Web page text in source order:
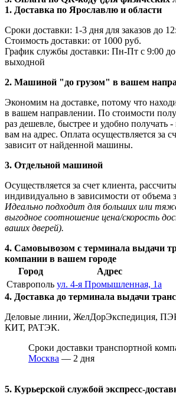
1. Доставка по Ярославлю и области
Сроки доставки: 1-3 дня для заказов до
Стоимость доставки: от 1000 руб.
График службы доставки: Пн-Пт с 9:00
выходной
2. Машиной "до грузом" в вашем
Экономим на доставке, потому что
в вашем направлении. По стоимости
раз дешевле, быстрее и удобно получать
вам на адрес. Оплата осуществляется за
зависит от найденной машины.
3. Отдельной машиной
Осуществляется за счет клиента,
индивидуально в зависимости от объема
Идеально подходит для больших или
выгодное соотношение цена/скорость
ваших дверей).
4. Самовывозом с терминала выдачи
компании в вашем городе
Город
Адрес
Ставрополь ул. 4-я Промышленная, 1а
4. Доставка до терминала выдачи
Деловые линии, ЖелДорЭкспедиция,
КИТ, РАТЭК.
Сроки доставки транспортной
Москва — 2 дня
5. Курьерской службой экспресс-